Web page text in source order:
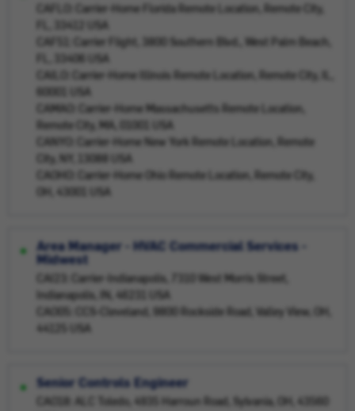
CAFLO: Carrier-Home Florida Remote Location, Remote City,
FL, 33412 USA
CAF51: Carrier Flight, 3800 Southern Blvd., West Palm Beach,
FL, 33406 USA
CAILO: Carrier-Home Illinois Remote Location, Remote City, IL,
60001 USA
CAMAO: Carrier-Home Massachusetts Remote Location,
Remote City, MA, 01001 USA
CANYO: Carrier-Home New York Remote Location, Remote
City, NY, 13088 USA
CAOHO: Carrier-Home Ohio Remote Location, Remote City,
OH, 43001 USA
Area Manager - HVAC Commercial Services -
Midwest
CAI23: Carrier-Indianapolis, 7310 West Morris Street,
Indianapolis, IN, 46231 USA
CAO05: CCS-Cleveland, 9800 Rockside Road, Valley View, OH,
44125 USA
Senior Controls Engineer
CAO18: ALC Toledo, 4935 Harroun Road, Sylvania, OH, 43560